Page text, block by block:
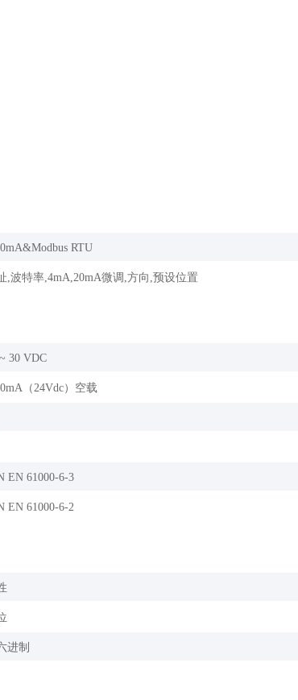
RTU
,波特率,4mA,20mA微调,方向,预设位置
30 VDC
（24Vdc）空载
EN 61000-6-3
EN 61000-6-2
进制